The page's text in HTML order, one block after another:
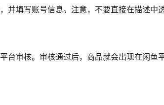
并填写账号信息。注意，不要直接在描述中
台审核。审核通过后，商品就会出现在闲鱼平